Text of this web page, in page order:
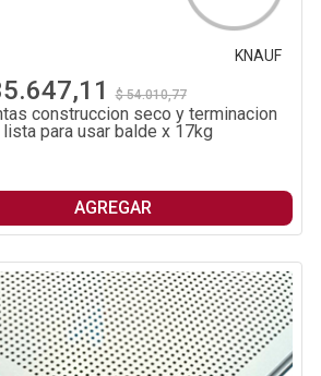
KNAUF
$ 54.010,77
construccion seco y terminacion
para usar balde x 17kg
AGREGAR